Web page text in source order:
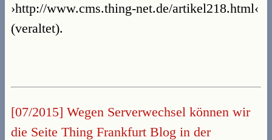
›http://www.cms.thing-net.de/artikel218.html‹
(veraltet).
[07/2015] Wegen Serverwechsel können wir
die Seite Thing Frankfurt Blog in der